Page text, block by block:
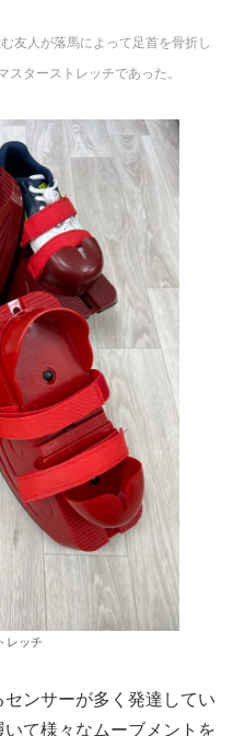
友人が落馬によって足首を骨折し
ターストレッチであった。
レッチ
ンサーが多く発達してい
て様々なムーブメントを